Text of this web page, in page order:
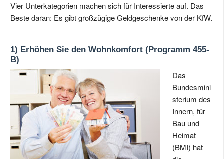
Vier Unterkategorien machen sich für Interessierte auf. Das
Beste daran: Es gibt großzügige Geldgeschenke von der KfW.
1) Erhöhen Sie den Wohnkomfort (Programm 455-
B)
Das
Bundesmini
sterium des
Innern, für
Bau und
Heimat
(BMI) hat